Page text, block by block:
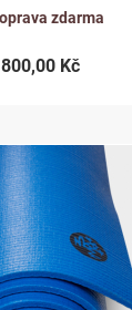
zdarma
Kč